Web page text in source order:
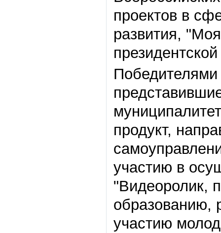
проектов в
развития, "
Победителями
продукт,
участию в
"Видеоролик,
образованию,
участию